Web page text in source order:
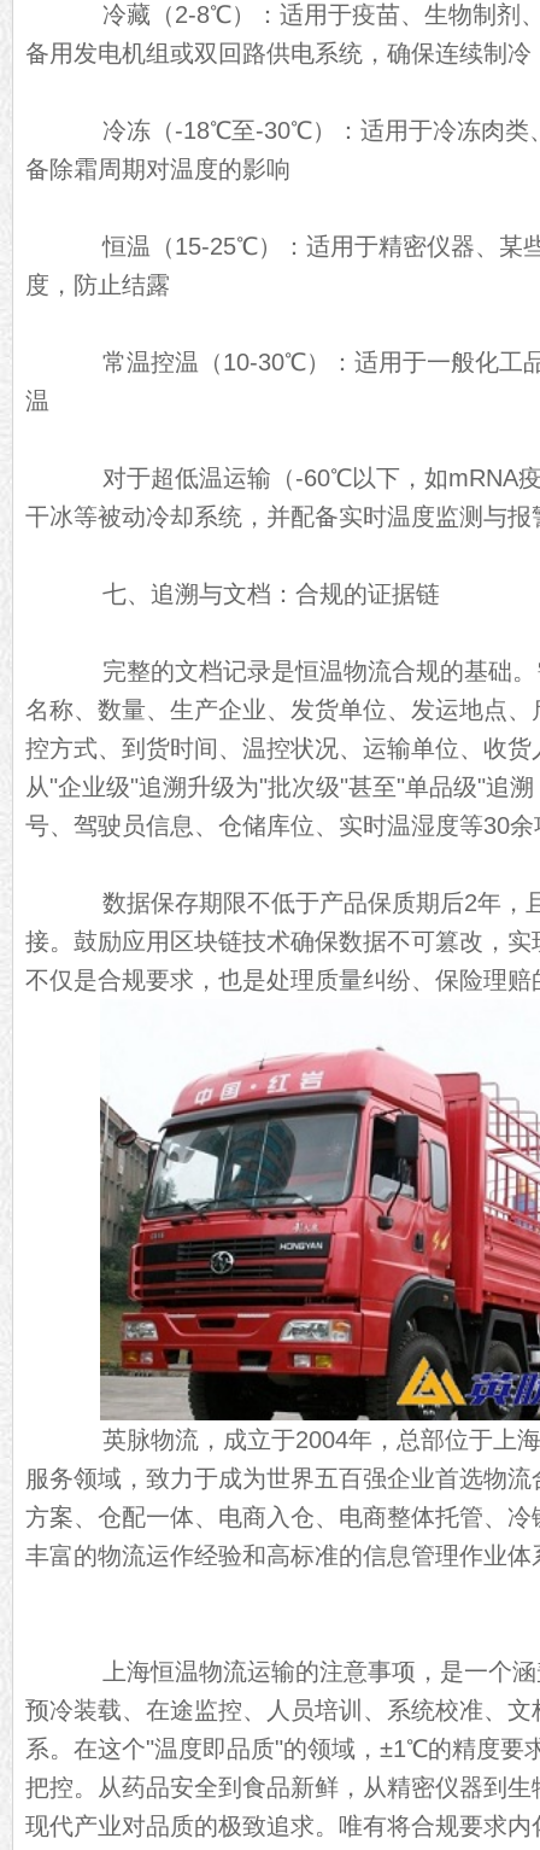
冷藏（2-8℃）：适用于疫苗、生物制剂、
备用发电机组或双回路供电系统，确保连续制冷
冷冻（-18℃至-30℃）：适用于冷冻肉类
备除霜周期对温度的影响
恒温（15-25℃）：适用于精密仪器、某
度，防止结露
常温控温（10-30℃）：适用于一般化工
温
对于超低温运输（-60℃以下，如mRNA疫
干冰等被动冷却系统，并配备实时温度监测与报
七、追溯与文档：合规的证据链
完整的文档记录是恒温物流合规的基础。
名称、数量、生产企业、发货单位、发运地点
控方式、到货时间、温控状况、运输单位、收
从"企业级"追溯升级为"批次级"甚至"单品级"追
号、驾驶员信息、仓储库位、实时温湿度等30
数据保存期限不低于产品保质期后2年，
接。鼓励应用区块链技术确保数据不可篡改，
不仅是合规要求，也是处理质量纠纷、保险理赔
英脉物流，成立于2004年，总部位于上海
服务领域，致力于成为世界五百强企业首选物
方案、仓配一体、电商入仓、电商整体托管、
丰富的物流运作经验和高标准的信息管理作业体
上海恒温物流运输的注意事项，是一个涵
预冷装载、在途监控、人员培训、系统校准、
系。在这个"温度即品质"的领域，±1℃的精度要
把控。从药品安全到食品新鲜，从精密仪器到
现代产业对品质的极致追求。唯有将合规要求